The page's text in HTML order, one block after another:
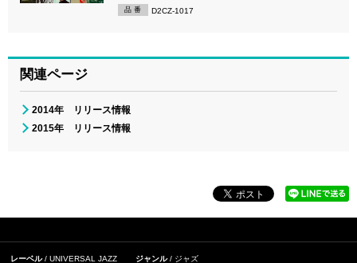
品 番 D2CZ-1017
関連ページ
2014年 リリース情報
2015年 リリース情報
レーベル UNIVERSAL JAZZ ジャンル ジャズ